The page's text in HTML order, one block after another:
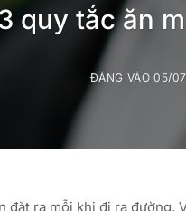
quy tắc ăn
ĐĂNG VÀO 05/
đặt ra mỗi khi đi ra